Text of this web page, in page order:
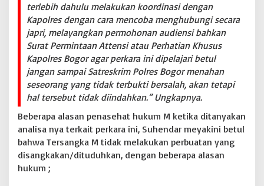
l
r
e
s
B
o
g
o
r
terlebih dahulu melakukan koordinasi dengan
Kapolres dengan cara mencoba menghubungi secara
japri, melayangkan permohonan audiensi bahkan
Surat Permintaan Attensi atau Perhatian Khusus
Kapolres Bogor agar perkara ini dipelajari betul
jangan sampai Satreskrim Polres Bogor menahan
seseorang yang tidak terbukti bersalah, akan tetapi
hal tersebut tidak diindahkan.” Ungkapnya.
Beberapa alasan penasehat hukum M ketika ditanyakan
analisa nya terkait perkara ini, Suhendar meyakini betul
bahwa Tersangka M tidak melakukan perbuatan yang
disangkakan/dituduhkan, dengan beberapa alasan
hukum ;